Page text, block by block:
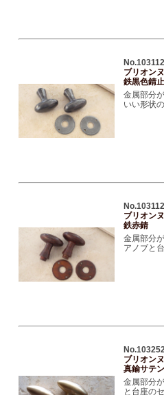
ブリオン
鉄黒色錆止
金属部分
いい形状
ブリオン
鉄赤錆
金属部分
アノブと
ブリオン
真鍮サテ
金属部分
と台座の